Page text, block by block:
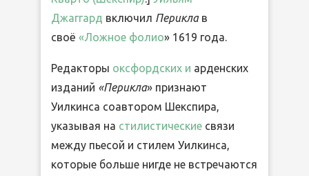
Джаггард включил Периклав
своё «Ложное фолио» 1619 года.
Редакторы оксфордских и арденских
изданий «Перикла» признают
Уилкинса соавтором Шекспира,
указывая на стилистические связи
между пьесой и стилем Уилкинса,
которые больше нигде не встречаются